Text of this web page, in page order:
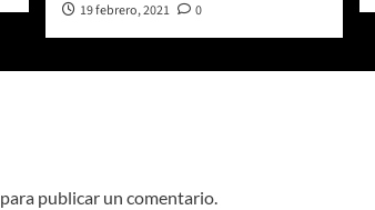
19 febrero, 2021 0
para publicar un comentario.